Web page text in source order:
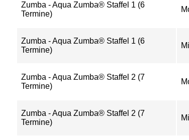
Zumba - Aqua Zumba® Staffel 1 (6
Termine)
Zumba - Aqua Zumba® Staffel 1 (6
Termine)
Mi
Zumba - Aqua Zumba® Staffel 2 (7
Termine)
Zumba - Aqua Zumba® Staffel 2 (7
Termine)
Mi